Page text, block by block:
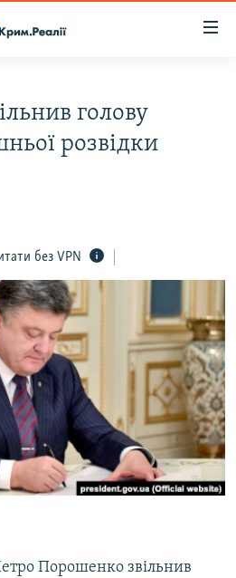
голову
розвідки
без VPN
Порошенко звільнив